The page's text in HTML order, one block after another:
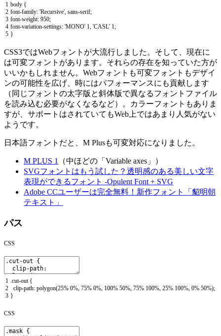
1
2
3
4
5
body {
font-family: 'Recursive' sans-serif;
font-weight: 950;
font-variation-settings: 'MONO' 1 'CASL' 1 ;
}
CSS3ではWebフォントが大流行しました。そして、現在に
は可変フォントがあります。それらの存在を知っていた方が
いいかもしれません。Webフォントも可変フォントもデザイ
ンの可能性を広げ、時にはパフォーマンスにも貢献します
（同じフォントの太字版と斜体版で異なるフォントファイル
を読み込む必要がなくなるなど）。カラーフォントもありま
すが、サポートはされていてもWeb上ではあまり人気がない
ようです。
日本語フォントだと、M Plusも可変対応になりました。
M PLUS 1
（中ほどの「Variable axes」）
SVGフォントはもう試した？透明感のある美しい文字
表現ができるフォント -Opulent Font + SVG
Adobe CCユーザーは完全無料！新作フォント「貂明朝
テキスト」
パス
CSS
1
2
3
.cut-out {
clip-path: polygon(25% 0%, 75% 0%, 100% 50%, 75% 100%, 25% 100%, 0% 50%);
}
CSS